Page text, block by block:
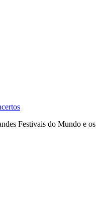
Festivais do Mundo e os